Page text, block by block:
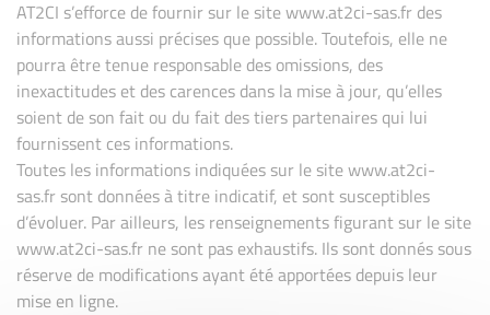
AT2CI s’efforce de fournir sur le site www.at2ci-sas.fr des
informations aussi précises que possible. Toutefois, elle ne
pourra être tenue responsable des omissions, des
inexactitudes et des carences dans la mise à jour, qu’elles
soient de son fait ou du fait des tiers partenaires qui lui
fournissent ces informations.
Toutes les informations indiquées sur le site www.at2ci-
sas.fr sont données à titre indicatif, et sont susceptibles
d’évoluer. Par ailleurs, les renseignements figurant sur le site
www.at2ci-sas.fr ne sont pas exhaustifs. Ils sont donnés sous
réserve de modifications ayant été apportées depuis leur
mise en ligne.